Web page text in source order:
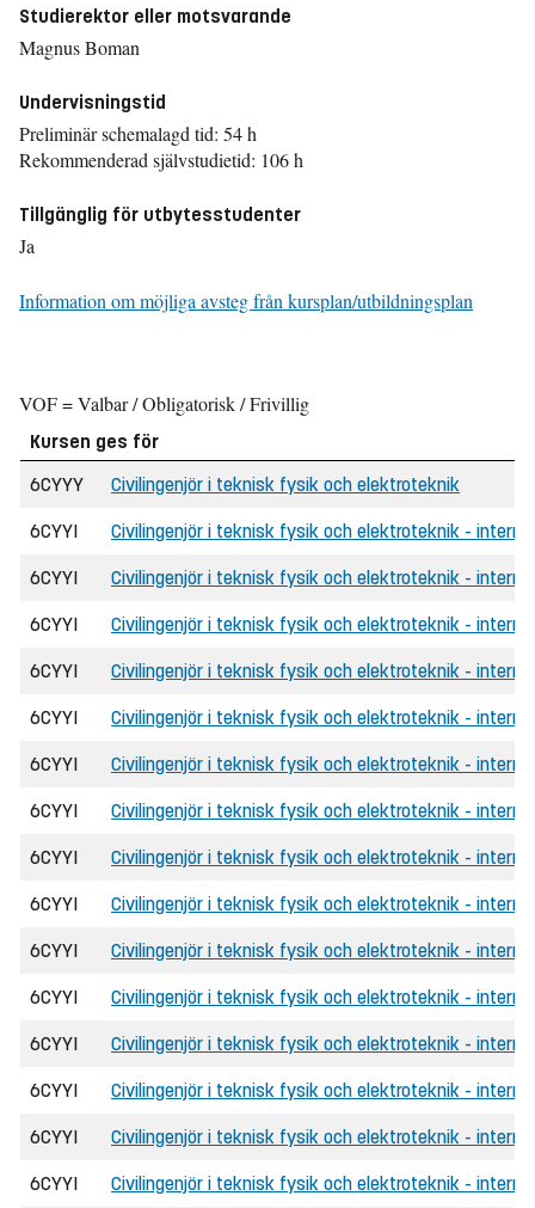
Studierektor eller motsvarande
Magnus Boman
Undervisningstid
Preliminär schemalagd tid: 54 h
Rekommenderad självstudietid: 106 h
Tillgänglig för utbytesstudenter
Ja
Information om möjliga avsteg från kursplan/utbildningsplan
VOF = Valbar / Obligatorisk / Frivillig
Kursen ges för
6CYYY
Civilingenjör i teknisk fysik och elektroteknik
6CYYI Civilingenjör i teknisk fysik och elektroteknik -
6CYYI Civilingenjör i teknisk fysik och elektroteknik -
6CYYI Civilingenjör i teknisk fysik och elektroteknik -
6CYYI Civilingenjör i teknisk fysik och elektroteknik -
6CYYI Civilingenjör i teknisk fysik och elektroteknik -
6CYYI Civilingenjör i teknisk fysik och elektroteknik -
6CYYI Civilingenjör i teknisk fysik och elektroteknik -
6CYYI Civilingenjör i teknisk fysik och elektroteknik -
6CYYI Civilingenjör i teknisk fysik och elektroteknik -
6CYYI Civilingenjör i teknisk fysik och elektroteknik -
6CYYI Civilingenjör i teknisk fysik och elektroteknik -
6CYYI Civilingenjör i teknisk fysik och elektroteknik -
6CYYI Civilingenjör i teknisk fysik och elektroteknik -
6CYYI Civilingenjör i teknisk fysik och elektroteknik -
6CYYI Civilingenjör i teknisk fysik och elektroteknik -